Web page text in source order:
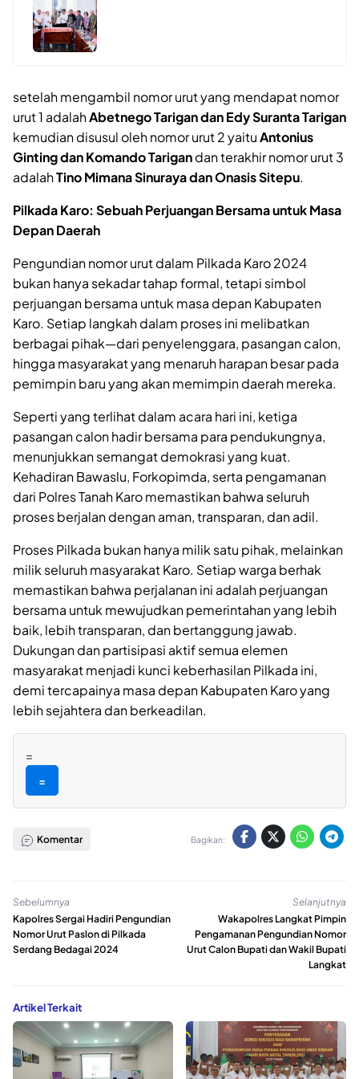
setelah mengambil nomor urut yang mendapat nomor
urut 1 adalahAbetnego Tarigan dan Edy Suranta Tarigan
kemudian disusul oleh nomor urut 2 yaituAntonius
Ginting dan Komando Tarigandan terakhir nomor urut 3
adalahTino Mimana Sinuraya dan Onasis Sitepu.
Pilkada Karo: Sebuah Perjuangan Bersama untuk Masa
Depan Daerah
Pengundian nomor urut dalam Pilkada Karo 2024
bukan hanya sekadar tahap formal, tetapi simbol
perjuangan bersama untuk masa depan Kabupaten
Karo. Setiap langkah dalam proses ini melibatkan
berbagai pihak—dari penyelenggara, pasangan calon,
hingga masyarakat yang menaruh harapan besar pada
pemimpin baru yang akan memimpin daerah mereka.
Seperti yang terlihat dalam acara hari ini, ketiga
pasangan calon hadir bersama para pendukungnya,
menunjukkan semangat demokrasi yang kuat.
Kehadiran Bawaslu, Forkopimda, serta pengamanan
dari Polres Tanah Karo memastikan bahwa seluruh
proses berjalan dengan aman, transparan, dan adil.
Proses Pilkada bukan hanya milik satu pihak, melainkan
milik seluruh masyarakat Karo. Setiap warga berhak
memastikan bahwa perjalanan ini adalah perjuangan
bersama untuk mewujudkan pemerintahan yang lebih
baik, lebih transparan, dan bertanggung jawab.
Dukungan dan partisipasi aktif semua elemen
masyarakat menjadi kunci keberhasilan Pilkada ini,
demi tercapainya masa depan Kabupaten Karo yang
lebih sejahtera dan berkeadilan.
=
=
Komentar Bagikan:
Sebelumnya
Kapolres Sergai Hadiri Pengundian
Nomor Urut Paslon di Pilkada
Serdang Bedagai 2024
Selanjutnya
Wakapolres Langkat Pimpin
Pengamanan Pengundian Nomor
Urut Calon Bupati dan Wakil Bupati
Langkat
Artikel Terkait